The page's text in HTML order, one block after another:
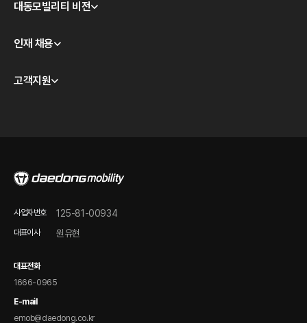
회사소개
경영이념
대동모빌리티 비전
모빌리티 테크놀로지
인재 채용
채용 안내
고객지원
FAQ
제품 자료 다운로드
사업자번호 125-81-00934
대표이사 원유현
대표전화
1666-0965
E-mail
emob@daedong.co.kr